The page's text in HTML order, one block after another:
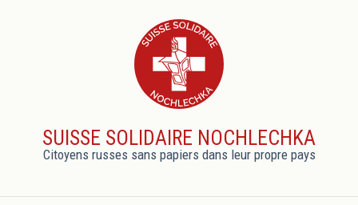
SUISSE SOLIDAIRE NOCHLECHKA
Citoyens russes sans papiers dans leur propre pays